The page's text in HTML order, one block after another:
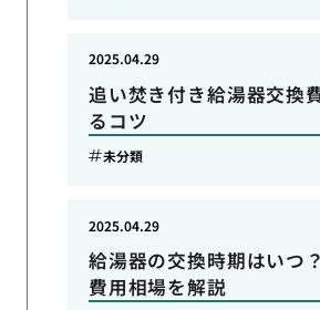
追い焚き付き給湯器交換
るコツ
2025.04.29
未分類
給湯器の交換時期はいつ
費用相場を解説
2025.04.29